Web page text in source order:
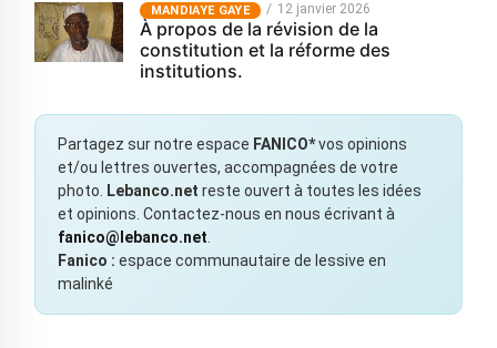
MANDIAYE GAYE 12 janvier 2026
À propos de la révision de la
constitution et la réforme des
institutions.
Partagez sur notre espace FANICO*vos opinions
et/ou lettres ouvertes, accompagnées de votre
photo. Lebanco.net reste ouvert à toutes les idées
et opinions. Contactez-nous en nous écrivant à
fanico@lebanco.net.
Fanico : espace communautaire de lessive en
malinké